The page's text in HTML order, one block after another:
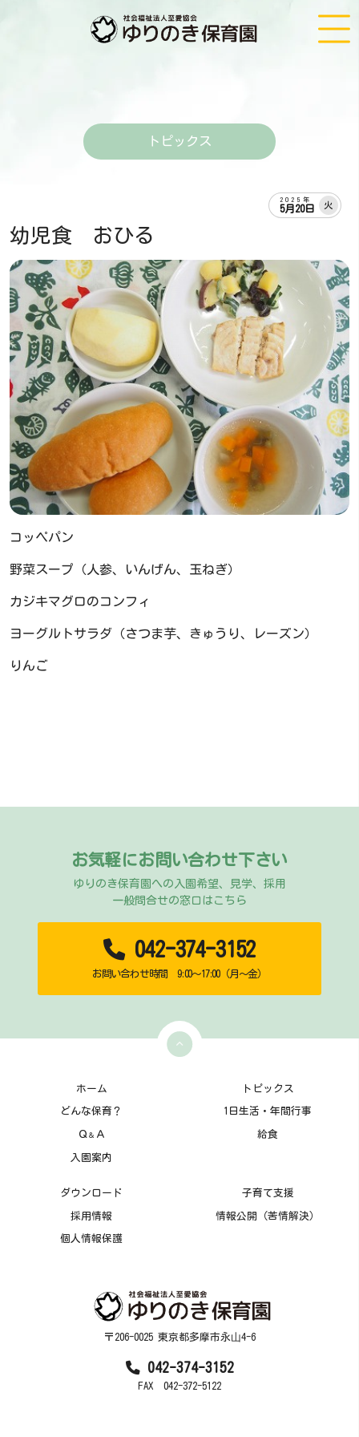
トピックス
2025年
5月20日 火
幼児食 おひる
コッペパン
野菜スープ（人参、いんげん、玉ねぎ）
カジキマグロのコンフィ
ヨーグルトサラダ（さつま芋、きゅうり、レーズン）
りんご
お気軽にお問い合わせ下さい
ゆりのき保育園への入園希望、見学、採用
一般問合せの窓口はこちら
042-374-3152
お問い合わせ時間 9:00～17:00（月～金）
ホーム トピックス
どんな保育？ 1日生活・年間行事
Ｑ ＆ Ａ 給食
入園案内
ダウンロード 子育て支援
採用情報 情報公開（苦情解決）
個人情報保護
〒206-0025 東京都多摩市永⼭4-6
042-374-3152
FAX 042-372-5122